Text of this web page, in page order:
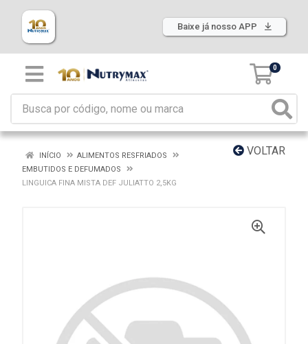
Baixe já nosso APP
0
VOLTAR
INÍCIO
ALIMENTOS RESFRIADOS
EMBUTIDOS E DEFUMADOS
LINGUICA FINA MISTA DEF JULIATTO 2,5KG